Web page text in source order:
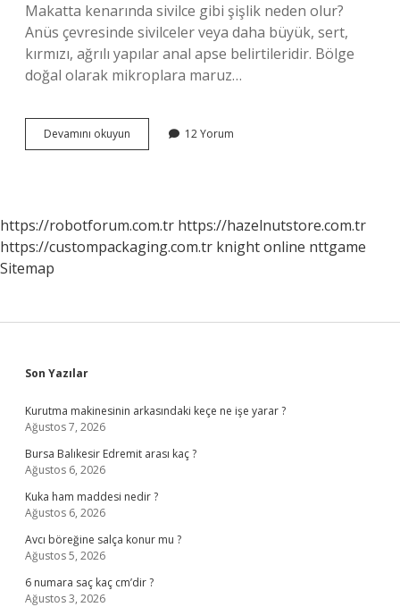
Makatta kenarında sivilce gibi şişlik neden olur?
Anüs çevresinde sivilceler veya daha büyük, sert,
kırmızı, ağrılı yapılar anal apse belirtileridir. Bölge
doğal olarak mikroplara maruz…
Devamını okuyun Makatta
Top
12 Yorum
https://robotforum.com.tr https://hazelnutstore.com.tr
https://custompackaging.com.tr knight online nttgame
Sitemap
Sidebar
Son Yazılar
Kurutma makinesinin arkasındaki keçe ne işe yarar ?
Ağustos 7, 2026
Bursa Balıkesir Edremit arası kaç ?
Ağustos 6, 2026
Kuka ham maddesi nedir ?
Ağustos 6, 2026
Avcı böreğine salça konur mu ?
Ağustos 5, 2026
6 numara saç kaç cm’dir ?
Ağustos 3, 2026